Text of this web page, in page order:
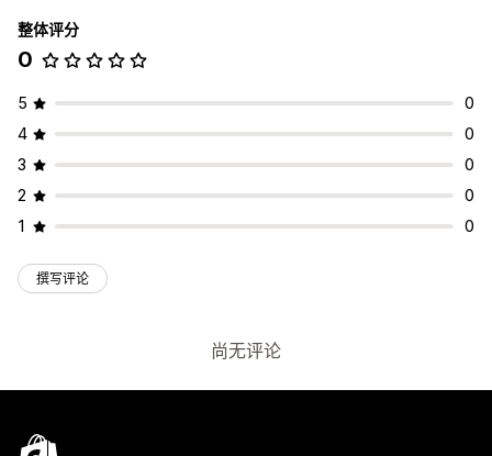
整体评分
0
5
0
4
0
3
0
2
0
1
0
撰写评论
尚无评论